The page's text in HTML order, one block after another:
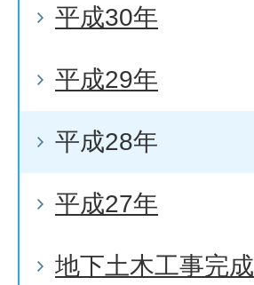
平成30年
平成29年
平成28年
平成27年
地下土木工事完成